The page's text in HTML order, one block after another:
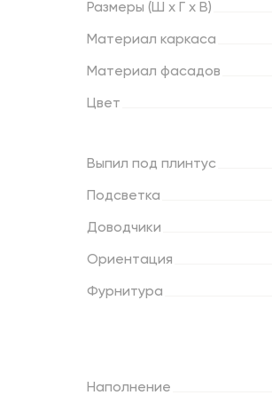
Размеры (Ш х Г х В)
Материал каркаса
Материал фасадов
Цвет
Выпил под плинтус
Подсветка
Доводчики
Ориентация
Фурнитура
Наполнение